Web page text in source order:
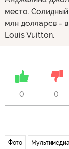
место.
млн долларов -
Louis Vuitton.
0 0
Фото Мультимедиа